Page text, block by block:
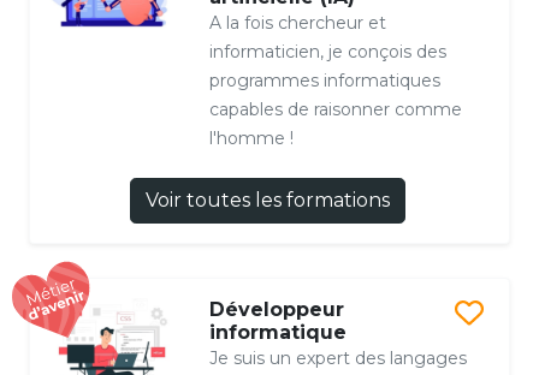
A la fois chercheur et
informaticien, je conçois des
programmes informatiques
capables de raisonner comme
l'homme !
Voir toutes les formations
Développeur
informatique
Je suis un expert des langages